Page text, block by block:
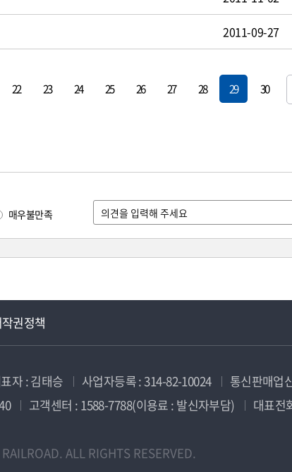
2011-09-27
22 23 24 25 26 27 28 29 30
매우불만족
권정책
자 : 김태승 사업자등록 : 314-82-10024
통신판매업
고객센터 : 1588-7788(이용료 : 발신자부담)
대표전
ALL RIGHTS RESERVED.